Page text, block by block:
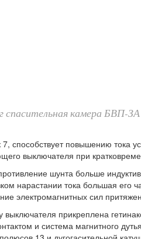
спасительная камера БВП-ЗА
способствует повышению тока
выключателя при
шунта больше
нарастании тока большая его
электромагнитных сил
выключателя прикреплена
и система магнитного